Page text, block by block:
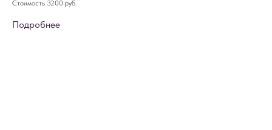
Стоимость 3200 руб.
Подробнее